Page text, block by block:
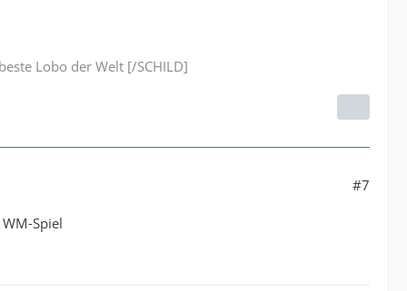
Lobo der Welt [/SCHILD]
#7
Spiel